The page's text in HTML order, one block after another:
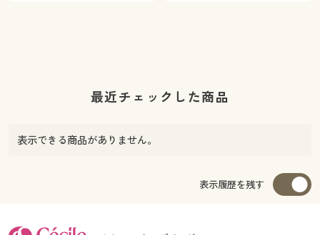
最近チェックした商品
表示できる商品がありません。
表示履歴を残す